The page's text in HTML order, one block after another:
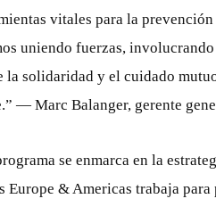
vitales para la
uniendo fuerzas,
la solidaridad y el cuidado
— Marc Balanger, gerente
se enmarca en la
Europe & Americas trabaja